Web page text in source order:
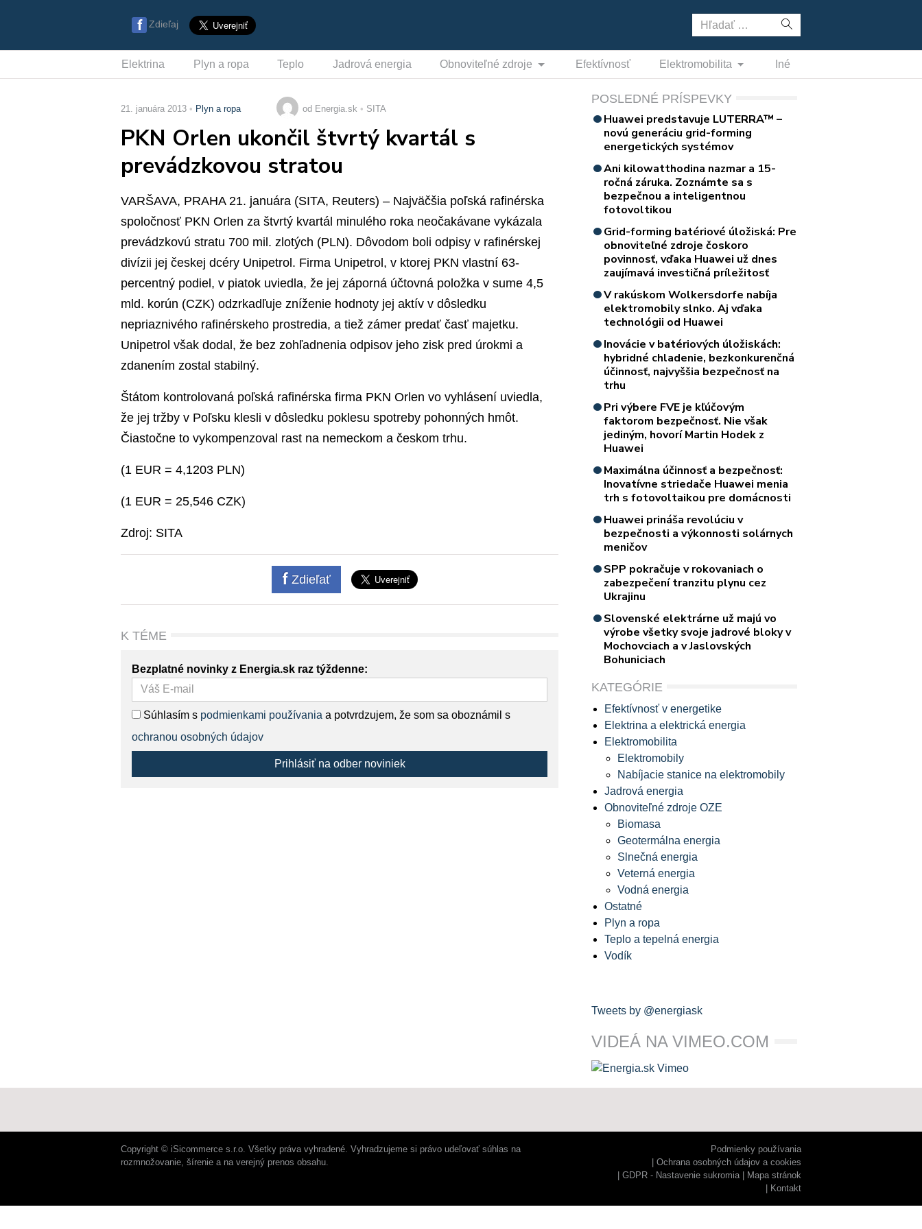
Zdieľaj Hľadať:
Elektrina Plyn a ropa Teplo Jadrová energia Obnoviteľné zdroje Efektívnosť Elektromobilita Iné
21. januára 2013 Plyn a ropa od Energia.sk SITA
PKN Orlen ukončil štvrtý kvartál s
prevádzkovou stratou
VARŠAVA, PRAHA 21. januára (SITA, Reuters) – Najväčšia poľská rafinérska
spoločnosť PKN Orlen za štvrtý kvartál minulého roka neočakávane vykázala
prevádzkovú stratu 700 mil. zlotých (PLN). Dôvodom boli odpisy v rafinérskej
divízii jej českej dcéry Unipetrol. Firma Unipetrol, v ktorej PKN vlastní 63-
percentný podiel, v piatok uviedla, že jej záporná účtovná položka v sume 4,5
mld. korún (CZK) odzrkadľuje zníženie hodnoty jej aktív v dôsledku
nepriaznivého rafinérskeho prostredia, a tiež zámer predať časť majetku.
Unipetrol však dodal, že bez zohľadnenia odpisov jeho zisk pred úrokmi a
zdanením zostal stabilný.
Štátom kontrolovaná poľská rafinérska firma PKN Orlen vo vyhlásení uviedla,
že jej tržby v Poľsku klesli v dôsledku poklesu spotreby pohonných hmôt.
Čiastočne to vykompenzoval rast na nemeckom a českom trhu.
(1 EUR = 4,1203 PLN)
(1 EUR = 25,546 CZK)
Zdroj: SITA
Zdieľať
K TÉME
Bezplatné novinky z Energia.sk raz týždenne:
Súhlasím s podmienkami používania a potvrdzujem, že som sa oboznámil s
ochranou osobných údajov
Prihlásiť na odber noviniek
POSLEDNÉ PRÍSPEVKY
Huawei predstavuje LUTERRA™ –
novú generáciu grid-forming
energetických systémov
Ani kilowatthodina nazmar a 15-
ročná záruka. Zoznámte sa s
bezpečnou a inteligentnou
fotovoltikou
Grid-forming batériové úložiská: Pre
obnoviteľné zdroje čoskoro
povinnosť, vďaka Huawei už dnes
zaujímavá investičná príležitosť
V rakúskom Wolkersdorfe nabíja
elektromobily slnko. Aj vďaka
technológii od Huawei
Inovácie v batériových úložiskách:
hybridné chladenie, bezkonkurenčná
účinnosť, najvyššia bezpečnosť na
trhu
Pri výbere FVE je kľúčovým
faktorom bezpečnosť. Nie však
jediným, hovorí Martin Hodek z
Huawei
Maximálna účinnosť a bezpečnosť:
Inovatívne striedače Huawei menia
trh s fotovoltaikou pre domácnosti
Huawei prináša revolúciu v
bezpečnosti a výkonnosti solárnych
meničov
SPP pokračuje v rokovaniach o
zabezpečení tranzitu plynu cez
Ukrajinu
Slovenské elektrárne už majú vo
výrobe všetky svoje jadrové bloky v
Mochovciach a v Jaslovských
Bohuniciach
KATEGÓRIE
Efektívnosť v energetike
Elektrina a elektrická energia
Elektromobilita
Elektromobily
Nabíjacie stanice na elektromobily
Jadrová energia
Obnoviteľné zdroje OZE
Biomasa
Geotermálna energia
Slnečná energia
Veterná energia
Vodná energia
Ostatné
Plyn a ropa
Teplo a tepelná energia
Vodík
Tweets by @energiask
VIDEÁ NA VIMEO.COM
Copyright © iSicommerce s.r.o. Všetky práva vyhradené. Vyhradzujeme si právo udeľovať súhlas na
rozmnožovanie, šírenie a na verejný prenos obsahu.
Podmienky používania
Ochrana osobných údajov a cookies
GDPR - Nastavenie sukromia
Mapa stránok
Kontakt